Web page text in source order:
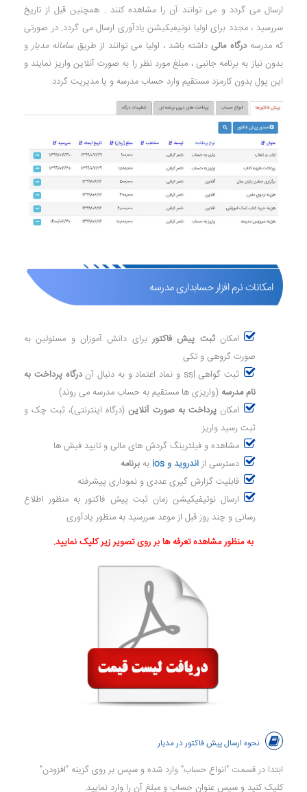
ارسال می گردد و می توانند آن را مشاهده کنند . همچنین قبل از تاریخ
سررسید ، مجدد برای اولیا نوتیفیکیشن یادآوری ارسال می گردد. در صورتی
که مدرسهدرگاه مالیداشته باشد ، اولیا می توانند از طریقسامانه مدیارو
بدون نیاز به برنامه جانبی ، مبلغ مورد نظر را به صورت آنلاین واریز نمایند و
این پول بدون کارمزد مستقیم وارد حساب مدرسه و یا مدیریت گردد.
امکانات نرم افزار حسابداری مدرسه
امکانثبت پیش فاکتوربرای دانش آموزان و مسئولین به
صورت گروهی و تکی
ثبت گواهی ssl و نماد اعتماد و به دنبال آن
درگاه پرداخت به
نام مدرسه (واریزی ها مستقیم به حساب مدرسه می روند)
امکان پرداخت به صورت آنلاین (درگاه اینترنتی)، ثبت چک و
ثبت رسید واریز
مشاهده و فیلترینگ گردش های مالی و تایید فیش ها
دسترسی از اندروید و ios به برنامه
قابلیت گزارش گیری عددی و نموداری پیشرفته
ارسال نوتیفیکیشن زمان ثبت پیش فاکتور به منظور اطلاع
رسانی و چند روز قبل از موعد سررسید به منظور یادآوری
به منظور مشاهده تعرفه ها بر روی تصویر زیر کلیک نمایید.
نحوه ارسال پیش فاکتور در مدیار
ابتدا در قسمت "انواع حساب" وارد شده و سپس بر روی گزینه "افزودن"
کلیک کنید و سپس عنوان حساب و مبلغ آن را وارد نمایید.